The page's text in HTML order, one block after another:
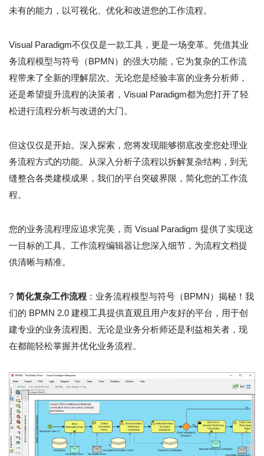
未有的能力，以可视化、优化和改进您的工作流程。
Visual Paradigm不仅仅是一款工具，更是一场变革。凭借其业
务流程模型与符号（BPMN）的强大功能，它为复杂的工作流
程带来了全新的理解层次。无论您是经验丰富的业务分析师，
还是希望提升流程的决策者，Visual Paradigm都为您打开了轻
松进行流程分析与改进的大门。
但这仅仅是开始。深入探索，您将发现能够彻底改变您处理业
务流程方式的功能。从深入分析子流程以拆解复杂结构，到无
缝整合各类建模成果，我们的平台突破界限，简化您的工作流
程。
您的业务流程理应追求完美，而 Visual Paradigm 提供了实现这
一目标的工具。工作流程编辑器让您深入细节，为流程文档提
供清晰与精准。
? 简化复杂工作流程 ：业务流程模型与符号（BPMN）揭秘！我
们的 BPMN 2.0 建模工具提供直观且用户友好的平台，用于创
建专业的业务流程图。无论是业务分析师还是利益相关者，现
在都能轻松掌握并优化业务流程。